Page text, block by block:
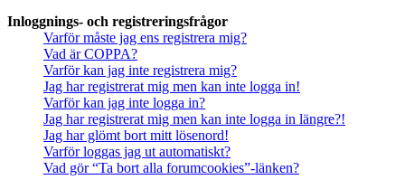
Inloggnings- och registreringsfrågor
Varför måste jag ens registrera mig?
Vad är COPPA?
Varför kan jag inte registrera mig?
Jag har registrerat mig men kan inte logga in!
Varför kan jag inte logga in?
Jag har registrerat mig men kan inte logga in längre?!
Jag har glömt bort mitt lösenord!
Varför loggas jag ut automatiskt?
Vad gör “Ta bort alla forumcookies”-länken?